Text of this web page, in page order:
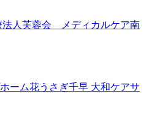
法人芙蓉会 メディカルケア南
ーム花うさぎ千早 大和ケアサ